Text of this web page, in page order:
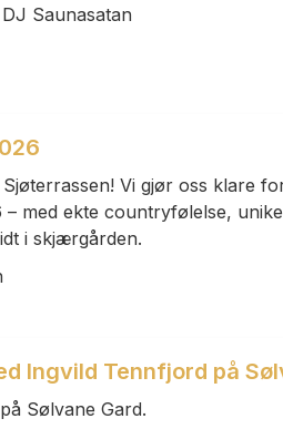
Saunasatan
Vi gjør oss klare
med ekte countryfølelse,
i skjærgården.
Ingvild Tennfjord på
Sølvane Gard.